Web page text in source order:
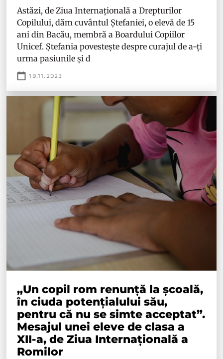
Astăzi, de Ziua Internațională a Drepturilor
Copilului, dăm cuvântul Ștefaniei, o elevă de 15
ani din Bacău, membră a Boardului Copiilor
Unicef. Ștefania povestește despre curajul de a-ți
urma pasiunile și d
19.11.2023
„Un copil rom renunță la școală,
în ciuda potențialului său,
pentru că nu se simte acceptat”.
Mesajul unei eleve de clasa a
XII-a, de Ziua Internațională a
Romilor